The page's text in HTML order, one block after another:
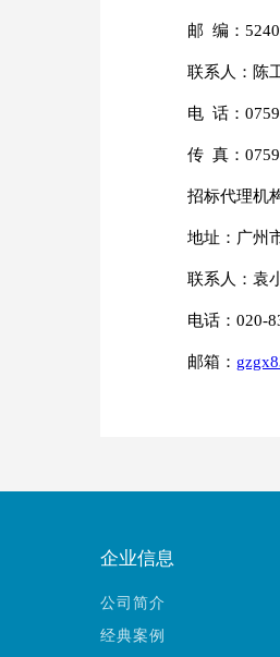
邮 编：
联系
电 话：
传 真：
招标代理机
地址：广州
联系人：袁
电话：020-
邮箱：
企业信息
公司简介
经典案例